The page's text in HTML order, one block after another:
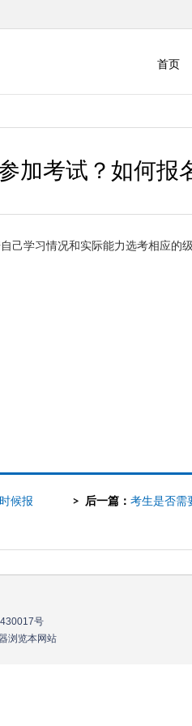
首页
加考试？如何报
学习情况和实际能力选考相应的
后一篇：考生是否需
候报
号
浏览本网站